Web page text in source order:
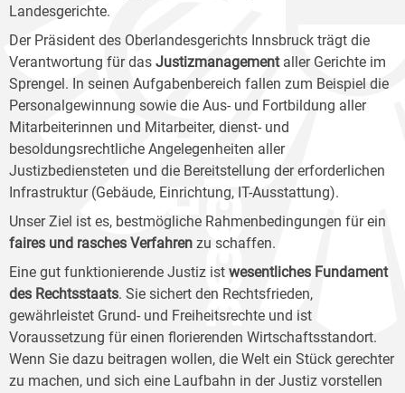
Landesgerichte.
Der Präsident des Oberlandesgerichts Innsbruck trägt die
Verantwortung für das Justizmanagementaller Gerichte im
Sprengel. In seinen Aufgabenbereich fallen zum Beispiel die
Personalgewinnung sowie die Aus- und Fortbildung aller
Mitarbeiterinnen und Mitarbeiter, dienst- und
besoldungsrechtliche Angelegenheiten aller
Justizbediensteten und die Bereitstellung der erforderlichen
Infrastruktur (Gebäude, Einrichtung, IT-Ausstattung).
Unser Ziel ist es, bestmögliche Rahmenbedingungen für ein
faires und rasches Verfahren zu schaffen.
Eine gut funktionierende Justiz ist wesentliches Fundament
des Rechtsstaats. Sie sichert den Rechtsfrieden,
gewährleistet Grund- und Freiheitsrechte und ist
Voraussetzung für einen florierenden Wirtschaftsstandort.
Wenn Sie dazu beitragen wollen, die Welt ein Stück gerechter
zu machen, und sich eine Laufbahn in der Justiz vorstellen